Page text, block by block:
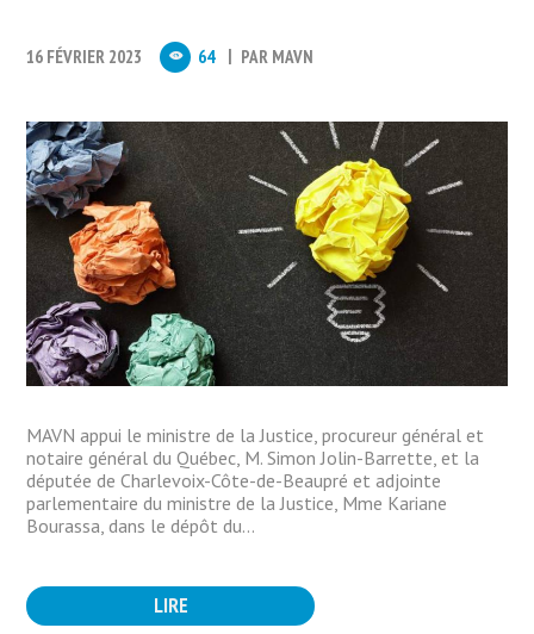
16 FÉVRIER 2023 64 PAR MAVN
MAVN appui le ministre de la Justice, procureur général et
notaire général du Québec, M. Simon Jolin-Barrette, et la
députée de Charlevoix-Côte-de-Beaupré et adjointe
parlementaire du ministre de la Justice, Mme Kariane
Bourassa, dans le dépôt du...
LIRE